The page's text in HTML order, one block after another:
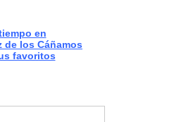
en
de los Cáñamos
favoritos